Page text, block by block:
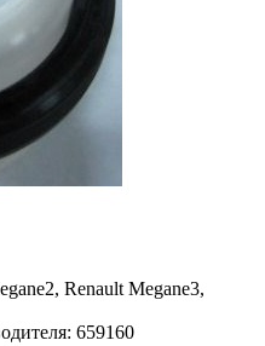
Renault Megane3,
659160